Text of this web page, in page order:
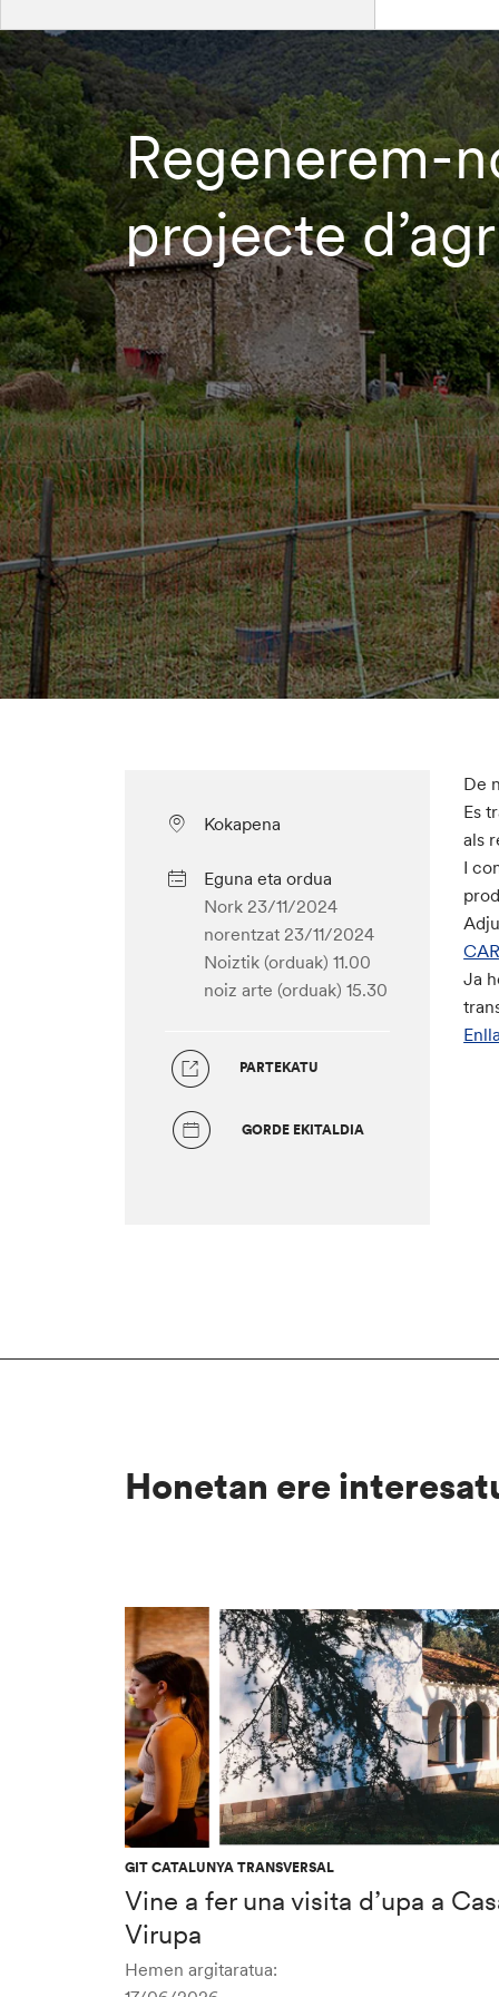
Regenerem-
projecte
Kokapena
Eguna eta ordua
Nork 23/11/2024
norentzat 23/11/2024
Noiztik (orduak) 11.00
noiz arte (orduak) 15.30
PARTEKATU
GORDE EKITALDIA
De
Es
als
I
Ja
Honetan ere
GIT CATALUNYA TRANSVERSAL
Vine a fer una visita d’upa a
Virupa
Hemen argitaratua: